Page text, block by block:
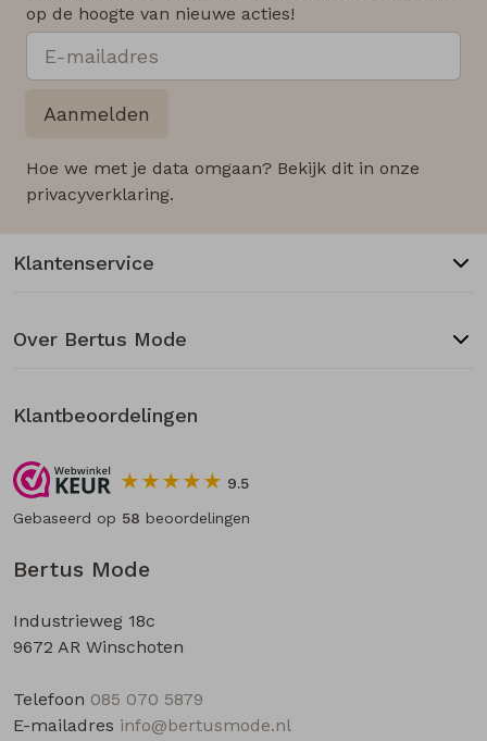
op de hoogte van nieuwe acties!
Aanmelden
Hoe we met je data omgaan? Bekijk dit in onze
privacyverklaring.
Bertus Mode
Industrieweg 18c
9672 AR Winschoten
Telefoon 085 070 5879
E-mailadres info@bertusmode.nl
Klantenservice
Over Bertus Mode
Klantbeoordelingen
9.5
Gebaseerd op 58 beoordelingen